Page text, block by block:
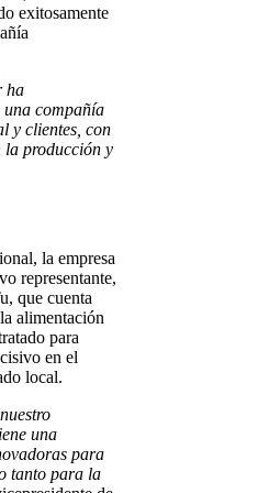
exitosamente
ha
una compañía
y clientes, con
la producción y
la empresa
representante,
que cuenta
alimentación
para
en el
local.
una
para
tanto para la